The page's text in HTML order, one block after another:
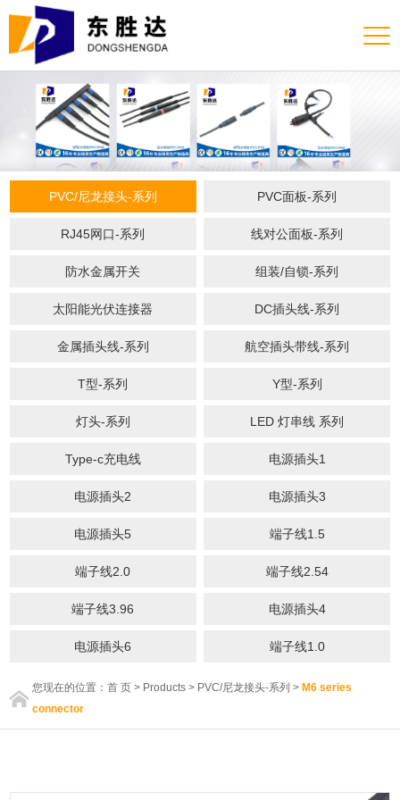
PVC/尼龙接头-系列 PVC面板-系列
RJ45网口-系列 线对公面板-系列
防水金属开关 组装/自锁-系列
太阳能光伏连接器 DC插头线-系列
金属插头线-系列 航空插头带线-系列
T型-系列 Y型-系列
灯头-系列 LED 灯串线 系列
Type-c充电线 电源插头1
电源插头2 电源插头3
电源插头5 端子线1.5
端子线2.0 端子线2.54
端子线3.96 电源插头4
电源插头6 端子线1.0
您现在的位置：首 页 > Products > PVC/尼龙接头-系列 > M6 series
connector